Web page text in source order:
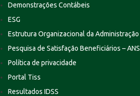
Demonstrações Contábeis
ESG
Estrutura Organizacional da Administração
Pesquisa de Satisfação Beneficiários – ANS
Política de privacidade
Portal Tiss
Resultados IDSS